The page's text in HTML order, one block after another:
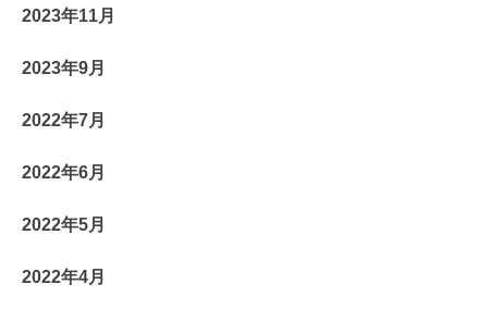
2023年11月
2023年9月
2022年7月
2022年6月
2022年5月
2022年4月